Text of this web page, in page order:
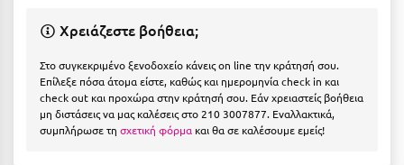
Ηλεία
Ηράκλειο
Χρειάζεστε βοήθεια;
Στο συγκεκριμένο ξενοδοχείο κάνεις on line την κράτησή σου.
Επίλεξε πόσα άτομα είστε, καθώς και ημερομηνία check in και
check out και προχώρα στην κράτησή σου. Εάν χρειαστείς βοήθεια
μη διστάσεις να μας καλέσεις στο 210 3007877. Εναλλακτικά,
συμπλήρωσε τη σχετική φόρμα και θα σε καλέσουμε εμείς!